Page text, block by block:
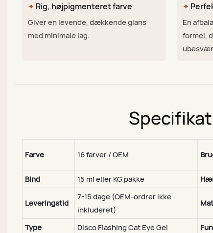
✦ Rig, højpigmenteret farve
Giver en levende, dækkende glans
med minimale lag.
✦
En
formel,
Farve 16 farver / OEM
Bind
15 ml eller KG pakke
Leveringstid
7-15 dage (OEM-ordrer ikke
inkluderet)
Type Disco Flashing Cat Eye Gel